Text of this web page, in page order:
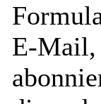
E-Mail,